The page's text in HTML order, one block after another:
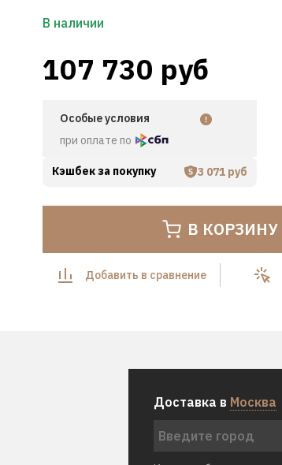
В наличии
107 730 руб
Особые условия
при оплате по
Кэшбек за покупку 3 071 руб
В КОРЗИНУ
Добавить в сравнение
Доставка в Москва